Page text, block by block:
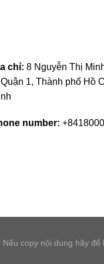
chỉ: 8 Nguyễn Thị
Quận 1, Thành phố Hồ
number:
copy nội dung hãy